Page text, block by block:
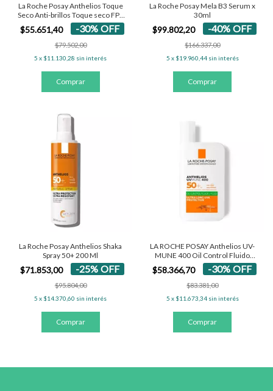
La Roche Posay Anthelios Toque
Seco Anti-brillos Toque seco FPS
50+ - Con Color 50 Ml
$55.651,40 -30%OFF
$79.502,00
5 x $11.130,28 sin interés
La Roche Posay Mela B3 Serum x
30ml
$99.802,20 -40% OFF
$166.337,00
5 x $19.960,44 sin interés
La Roche Posay Anthelios Shaka
Spray 50+ 200 Ml
$71.853,00 -25%OFF
$95.804,00
5 x $14.370,60 sin interés
LA ROCHE POSAY Anthelios UV-
MUNE 400 Oil Control Fluido
SPF50+
$58.366,70 -30% OFF
$83.381,00
5 x $11.673,34 sin interés